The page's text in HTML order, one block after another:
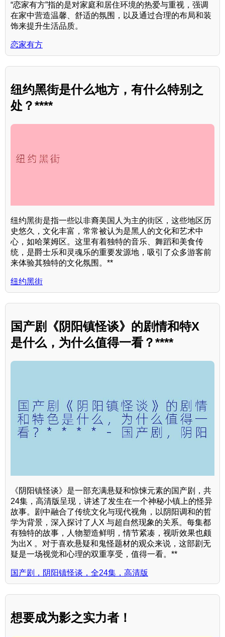
“恋家有方”指的是对家庭和居住环境的热爱与重视，强调
在家中营造温馨、舒适的氛围，以及通过合理的布局和装
饰来提升生活品质。
恋家有方
纽约黑街是什么地方，有什么特别之
处？****
纽约黑街是指一些以非裔美国人为主的街区，这些地区历
史悠久，文化丰富，常常被认为是黑人的文化和艺术中
心，如哈莱姆区。这里有着独特的音乐、舞蹈和美食传
统，是爵士乐和灵魂乐的重要发源地，吸引了众多游客前
来体验其独特的文化氛围。**
纽约黑街
国产剧《阴阳镇怪谈》的剧情和特X
是什么，为什么值得一看？****
《阴阳镇怪谈》是一部充满悬疑和惊悚元素的国产剧，共
24集，高清版呈现，讲述了发生在一个神秘小镇上的怪异
故事。剧中融合了传统文化与现代视角，以阴阳调和的哲
学为背景，深入探讨了人X 与超自然现象的关系。每集都
有独特的故事，人物塑造鲜明，情节紧凑，视听效果也颇
为出X 。对于喜欢悬疑和鬼怪题材的观众来说，这部剧无
疑是一场视觉和心理的双重享受，值得一看。**
国产剧，阴阳镇怪谈，全24集，高清版
想要成为影之实力者！